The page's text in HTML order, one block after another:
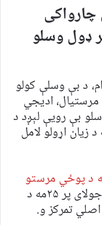
چارواکی
ډول وسلو
د بې وسلې کولو
ادیجي
بې رویې لېږد د
زیان اړولو لامل
د پوځي مرستو
، پنجشنبه د جولای پر ۲۵مه د
تمرکز و.